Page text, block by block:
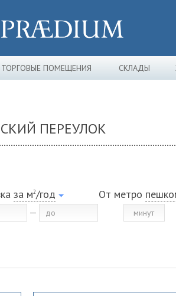
ТОРГОВЫЕ ПОМЕЩЕНИЯ СКЛАДЫ
ПЕРЕУЛОК
за м2/год От метро